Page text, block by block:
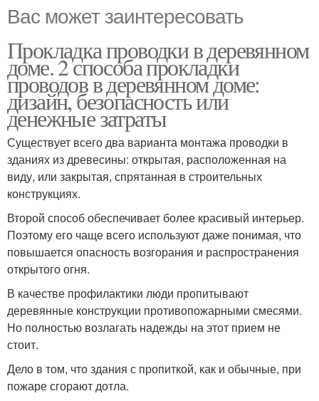
Вас может заинтересовать
Прокладка проводки в деревянном
доме. 2 способа прокладки
проводов в деревянном доме:
дизайн, безопасность или
денежные затраты
Существует всего два варианта монтажа проводки в
зданиях из древесины: открытая, расположенная на
виду, или закрытая, спрятанная в строительных
конструкциях.
Второй способ обеспечивает более красивый интерьер.
Поэтому его чаще всего используют даже понимая, что
повышается опасность возгорания и распространения
открытого огня.
В качестве профилактики люди пропитывают
деревянные конструкции противопожарными смесями.
Но полностью возлагать надежды на этот прием не
стоит.
Дело в том, что здания с пропиткой, как и обычные, при
пожаре сгорают дотла.